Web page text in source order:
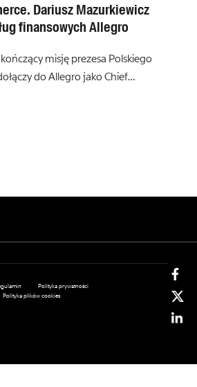
Dariusz Mazurkiewicz
finansowych Allegro
misję prezesa Polskiego
do Allegro jako Chief…
Polityka prywatności
Polityka plików cookies